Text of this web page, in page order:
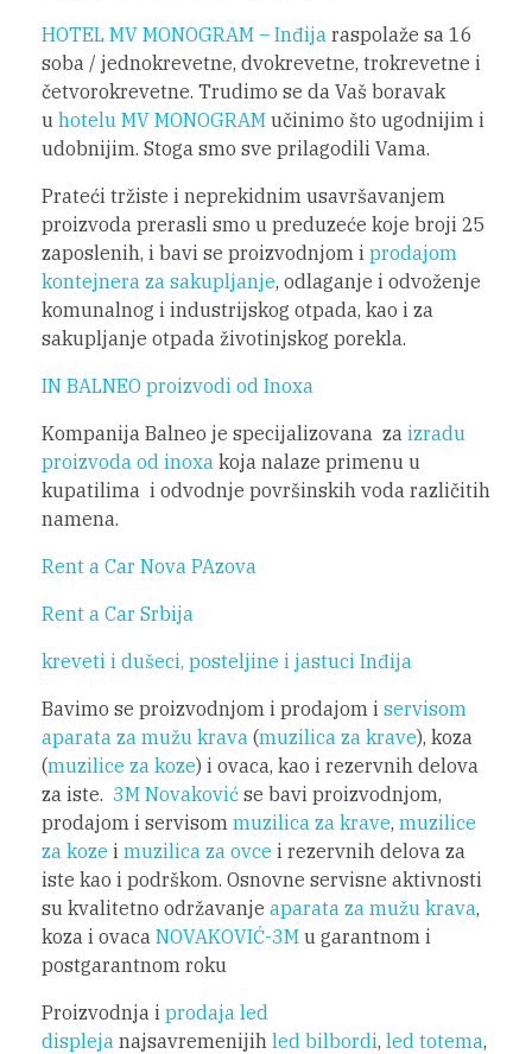
HOTEL MV MONOGRAM – Inđija raspolaže sa 16
soba / jednokrevetne, dvokrevetne, trokrevetne i
četvorokrevetne. Trudimo se da Vaš boravak
u hotelu MV MONOGRAM učinimo što ugodnijim i
udobnijim. Stoga smo sve prilagodili Vama.
Prateći tržiste i neprekidnim usavršavanjem
proizvoda prerasli smo u preduzeće koje broji 25
zaposlenih, i bavi se proizvodnjom i prodajom
kontejnera za sakupljanje, odlaganje i odvoženje
komunalnog i industrijskog otpada, kao i za
sakupljanje otpada životinjskog porekla.
IN BALNEO proizvodi od Inoxa
Kompanija Balneo je specijalizovana za izradu
proizvoda od inoxa koja nalaze primenu u
kupatilima i odvodnje površinskih voda različitih
namena.
Rent a Car Nova PAzova
Rent a Car Srbija
kreveti i dušeci, posteljine i jastuci Inđija
Bavimo se proizvodnjom i prodajom i servisom
aparata za mužu krava (muzilica za krave), koza
(muzilice za koze) i ovaca, kao i rezervnih delova
za iste. 3M Novaković se bavi proizvodnjom,
prodajom i servisom muzilica za krave, muzilice
za koze i muzilica za ovce i rezervnih delova za
iste kao i podrškom. Osnovne servisne aktivnosti
su kvalitetno održavanje aparata za mužu krava,
koza i ovaca NOVAKOVIĆ-3M u garantnom i
postgarantnom roku
Proizvodnja i prodaja led
displeja najsavremenijih led bilbordi, led totema,